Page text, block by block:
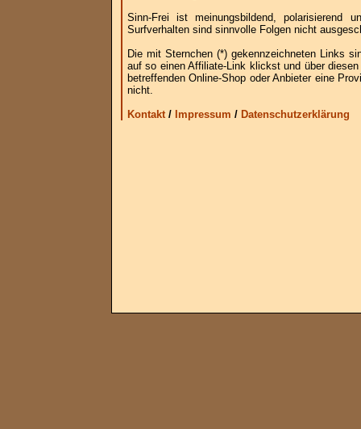
Sinn-Frei ist meinungsbildend, polarisierend
Surfverhalten sind sinnvolle Folgen nicht
Die mit Sternchen (*) gekennzeichneten Links
auf so einen Affiliate-Link klickst und über
betreffenden Online-Shop oder Anbieter eine
nicht.
Kontakt/ Impressum / Datenschutzerklärung